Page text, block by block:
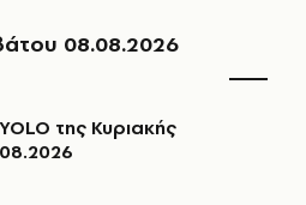
08.08.2026
της Κυριακής